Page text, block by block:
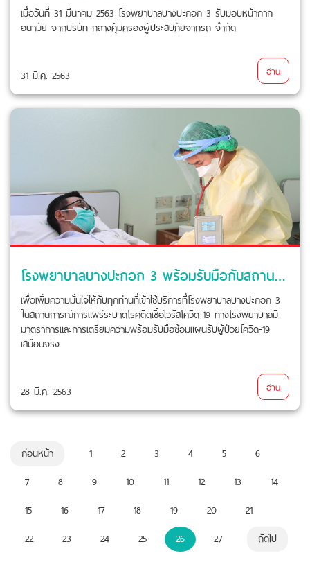
เมื่อวันที่ 31 มีนาคม 2563 โรงพยาบาลบางปะกอก 3 รับมอบหน้ากาก
อนามัย จากบริษัท กลางคุ้มครองผู้ประสบภัยจากรถ จำกัด
31 มี.ค. 2563 อ่าน
โรงพยาบาลบางปะกอก 3 พร้อมรับมือกับสถานการณ์ "โควิด-19"
เพื่อเพิ่มความมั่นใจให้กับทุกท่านที่เข้าใช้บริการที่โรงพยาบาลบางปะกอก 3
ในสถานการณ์การแพร่ระบาดโรคติดเชื้อไวรัสโควิด-19 ทางโรงพยาบาลมี
มาตราการและการเตรียมความพร้อมรับมือซ้อมแผนรับผู้ป่วยโควิด-19
เสมือนจริง
28 มี.ค. 2563 อ่าน
ก่อนหน้า 1 2 3 4 5
6
7
8 9 10 11 12 13
14
15
16 17 18 19 20
21
22
23 24 25 26 27 ถัดไป